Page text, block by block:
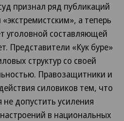
признал ряд публикаций
а теперь
уголовной составляющей
Представители «Кук буре»
структур со своей
Правозащитники и
силовиков тем, что
не допустить усиления
в национальных